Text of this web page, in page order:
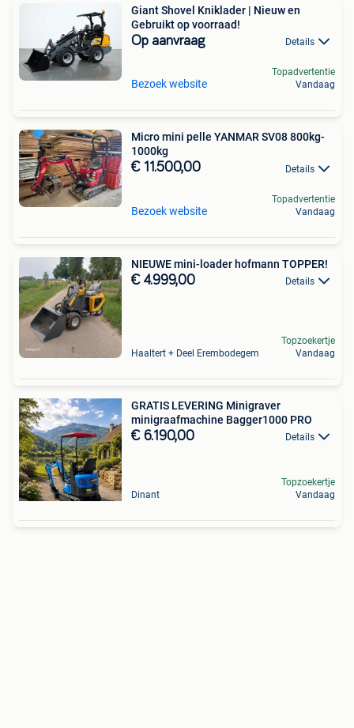
Giant Shovel Kniklader | Nieuw en
Gebruikt op voorraad!
Op aanvraag Details
Bezoek website
Topadvertentie
Vandaag
Micro mini pelle YANMAR SV08 800kg-
1000kg
€ 11.500,00 Details
Bezoek website
Topadvertentie
Vandaag
NIEUWE mini-loader hofmann TOPPER!
€ 4.999,00 Details
Haaltert + Deel Erembodegem
Topzoekertje
Vandaag
GRATIS LEVERING Minigraver
minigraafmachine Bagger1000 PRO
€ 6.190,00 Details
Dinant
Topzoekertje
Vandaag